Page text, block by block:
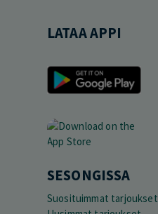
LATAA APPI
SESONGISSA
Suosituimmat tarjoukset